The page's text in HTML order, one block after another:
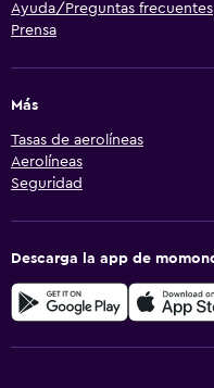
Ayuda/Preguntas frecuentes
Prensa
Más
Tasas de aerolíneas
Aerolíneas
Seguridad
Descarga la app de